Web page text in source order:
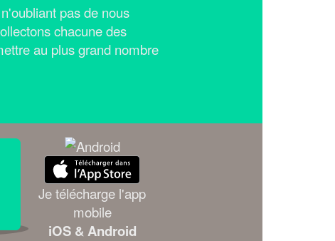
pas de nous
chacune des
au plus grand nombre
Je télécharge l'app
mobile
iOS & Android